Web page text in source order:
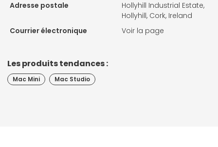
Adresse postale
Hollyhill Industrial Estate,
Hollyhill, Cork, Ireland
Courrier électronique
Voir la page
Les produits tendances :
Mac Mini Mac Studio